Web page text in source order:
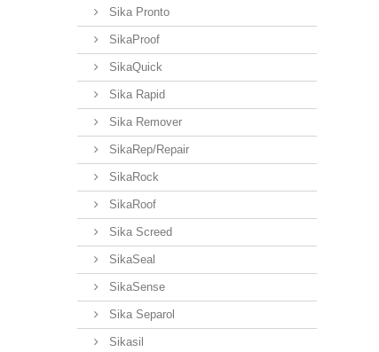
Sika Pronto
SikaProof
SikaQuick
Sika Rapid
Sika Remover
SikaRep/Repair
SikaRock
SikaRoof
Sika Screed
SikaSeal
SikaSense
Sika Separol
Sikasil